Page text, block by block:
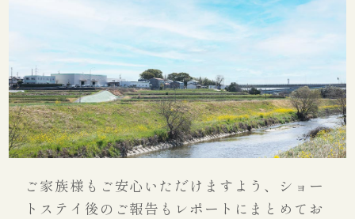
ご家族様もご安心いただけますよう、
ショー
トステイ後のご報告もレポートにまとめてお